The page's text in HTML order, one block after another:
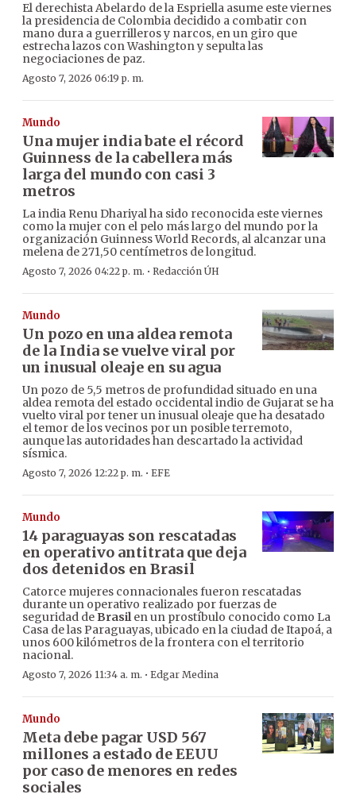
El derechista Abelardo de la Espriella asume este viernes
la presidencia de Colombia decidido a combatir con
mano dura a guerrilleros y narcos, en un giro que
estrecha lazos con Washington y sepulta las
negociaciones de paz.
Agosto 7, 2026 06:19 p. m.
Mundo
Una mujer india bate el récord
Guinness de la cabellera más
larga del mundo con casi 3
metros
La india Renu Dhariyal ha sido reconocida este viernes
como la mujer con el pelo más largo del mundo por la
organización Guinness World Records, al alcanzar una
melena de 271,50 centímetros de longitud.
Agosto 7, 2026 04:22 p. m. · Redacción ÚH
Mundo
Un pozo en una aldea remota
de la India se vuelve viral por
un inusual oleaje en su agua
Un pozo de 5,5 metros de profundidad situado en una
aldea remota del estado occidental indio de Gujarat se ha
vuelto viral por tener un inusual oleaje que ha desatado
el temor de los vecinos por un posible terremoto,
aunque las autoridades han descartado la actividad
sísmica.
Agosto 7, 2026 12:22 p. m. · EFE
Mundo
14 paraguayas son rescatadas
en operativo antitrata que deja
dos detenidos en Brasil
Catorce mujeres connacionales fueron rescatadas
durante un operativo realizado por fuerzas de
seguridad de Brasilen un prostíbulo conocido como La
Casa de las Paraguayas, ubicado en la ciudad de Itapoá, a
unos 600 kilómetros de la frontera con el territorio
nacional.
Agosto 7, 2026 11:34 a. m. · Edgar Medina
Mundo
Meta debe pagar USD 567
millones a estado de EEUU
por caso de menores en redes
sociales